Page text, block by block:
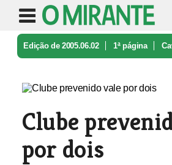
Edição de 2005.06.02 1ª página
Clube
por dois